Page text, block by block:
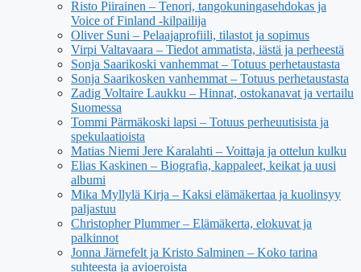
Risto Piirainen – Tenori, tangokuningasehdokas ja
Voice of Finland -kilpailija
Oliver Suni – Pelaajaprofiili, tilastot ja sopimus
Virpi Valtavaara – Tiedot ammatista, iästä ja perheestä
Sonja Saarikoski vanhemmat – Totuus perhetaustasta
Sonja Saarikosken vanhemmat – Totuus perhetaustasta
Zadig Voltaire Laukku – Hinnat, ostokanavat ja vertailu
Suomessa
Tommi Pärmäkoski lapsi – Totuus perheuutisista ja
spekulaatioista
Matias Niemi Jere Karalahti – Voittaja ja ottelun kulku
Elias Kaskinen – Biografia, kappaleet, keikat ja uusi
albumi
Mika Myllylä Kirja – Kaksi elämäkertaa ja kuolinsyy
paljastuu
Christopher Plummer – Elämäkerta, elokuvat ja
palkinnot
Jonna Järnefelt ja Kristo Salminen – Koko tarina
suhteesta ja avioeroista